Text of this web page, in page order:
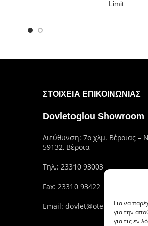
Για να
για την
για τις εν
Limit
ΣΤΟΙΧΕΊΑ ΕΠΙΚΟΙΝΩΝΊΑΣ
Dovletoglou Showroom
Διεύθυνση: 7ο χλμ. Βέροιας –
59132, Βέροια
Τηλ.: 23310 93003
Fax: 23310 93422
Email: dovlet@otenet.gr